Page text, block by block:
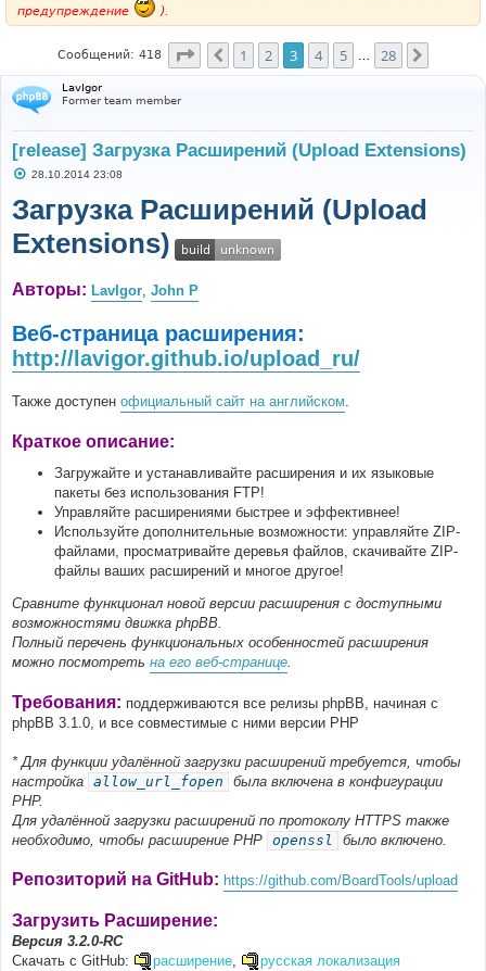
предупреждение
).
Сообщений: 418 Страница 3из28
Пред.
1 2 3 4 5 28
LavIgor
Former team member
[release] Загрузка Расширений (Upload Extensions)
С
б
е
н
28.10.2014 23:08
Загрузка Расширений (Upload
Extensions)
Авторы: LavIgor, John P
Веб-страница расширения:
http://lavigor.github.io/upload_ru/
Также доступен официальный сайт на английском.
Краткое описание:
Загружайте и устанавливайте расширения и их языковые
пакеты без использования FTP!
Управляйте расширениями быстрее и эффективнее!
Используйте дополнительные возможности: управляйте ZIP-
файлами, просматривайте деревья файлов, скачивайте ZIP-
файлы ваших расширений и многое другое!
Сравните функционал новой версии расширения с доступными
возможностями движка phpBB.
Полный перечень функциональных особенностей расширения
можно посмотреть на его веб-странице.
Требования: поддерживаются все релизы phpBB, начиная с
phpBB 3.1.0, и все совместимые с ними версии PHP
* Для функции удалённой загрузки расширений требуется, чтобы
настройка allow_url_fopen
была включена в конфигурации
PHP.
Для удалённой загрузки расширений по протоколу HTTPS также
необходимо, чтобы расширение PHP openssl было включено.
Репозиторий на GitHub: https://github.com/BoardTools/upload
Загрузить Расширение:
Версия 3.2.0-RC
Скачать с GitHub:
расширение,
русская локализация